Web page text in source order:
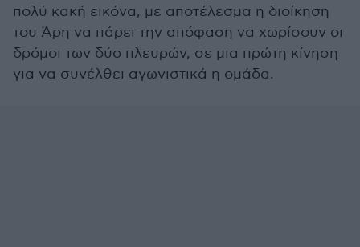
πολύ κακή εικόνα, με αποτέλεσμα η διοίκηση
του Άρη να πάρει την απόφαση να χωρίσουν οι
δρόμοι των δύο πλευρών, σε μια πρώτη κίνηση
για να συνέλθει αγωνιστικά η ομάδα.